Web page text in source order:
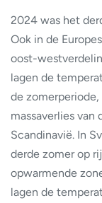
2024 was het
Ook in de
oost-
lagen de
de
massaverlies van
Scandinavië. In
derde zomer op
opwarmende
lagen de